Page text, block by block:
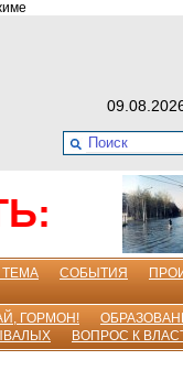
ТЕМА СОБЫТИЯ
ГОРМОН!
ВОПРОС К